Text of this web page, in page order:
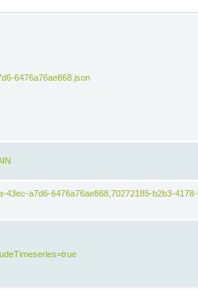
6476a76ae868.json
43ec-a7d6-6476a76ae868,70272185-b2b3-